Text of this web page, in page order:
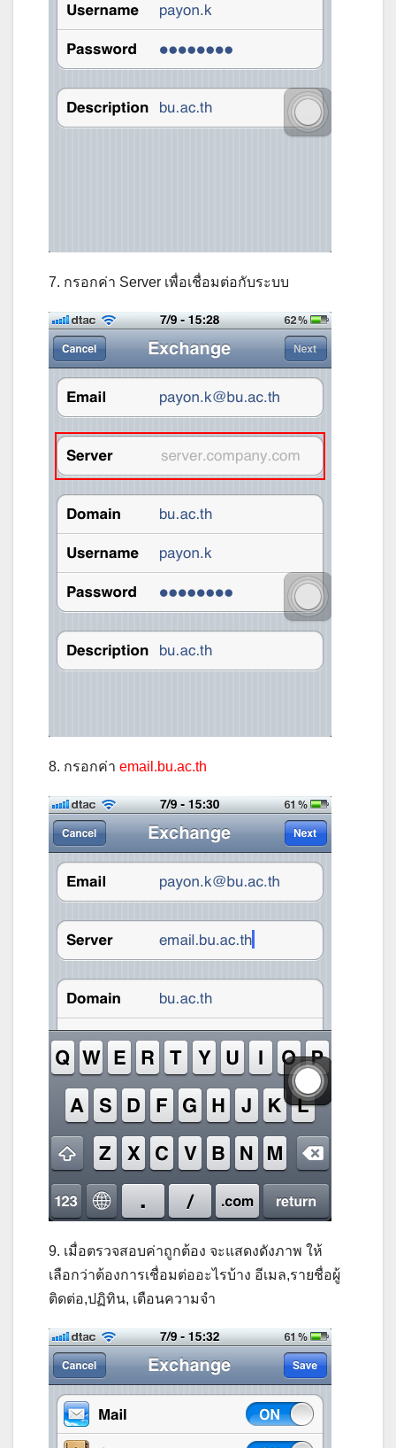
7. กรอกค่า Server เพื่อเชื่อมต่อกับระบบ
8. กรอกค่า email.bu.ac.th
9. เมื่อตรวจสอบค่าถูกต้อง จะแสดงดังภาพ ให้
เลือกว่าต้องการเชื่อมต่ออะไรบ้าง อีเมล,รายชื่อผู้
ติดต่อ,ปฏิทิน, เตือนความจำ